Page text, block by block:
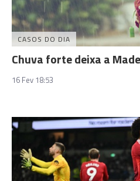
CASOS DO DIA
Chuva forte deixa a
16 Fev 18:53